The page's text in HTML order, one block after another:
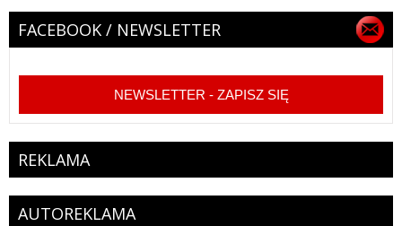
FACEBOOK / NEWSLETTER
NEWSLETTER - ZAPISZ SIĘ
REKLAMA
AUTOREKLAMA